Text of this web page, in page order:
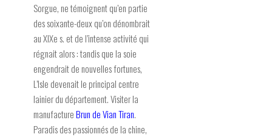
Sorgue, ne témoignent qu’en partie
des soixante-deux qu’on dénombrait
au XIXe s. et de l’intense activité qui
régnait alors : tandis que la soie
engendrait de nouvelles fortunes,
L’Isle devenait le principal centre
lainier du département. Visiter la
manufactureBrun de Vian Tiran.
Paradis des passionnés de la chine,